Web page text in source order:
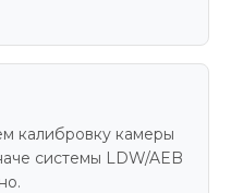
калибровку камеры
системы LDW/AEB